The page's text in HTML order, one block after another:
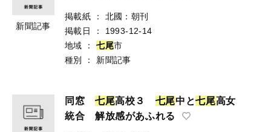
新聞記事
掲載紙 ：
北國：朝刊
掲載日
：
1993-12-14
地域
： 七尾市
種別
： 新聞記事
同窓 七尾高校３ 七尾中と七尾高女
統合 解放感があふれる